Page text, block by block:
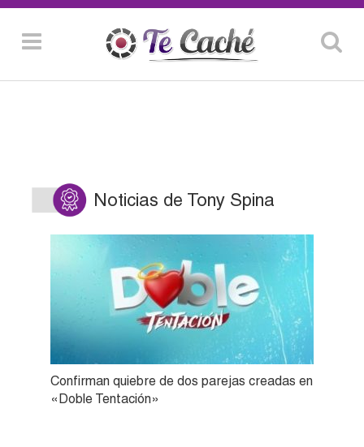
Noticias de Tony Spina
Confirman quiebre de dos parejas creadas en
«Doble Tentación»